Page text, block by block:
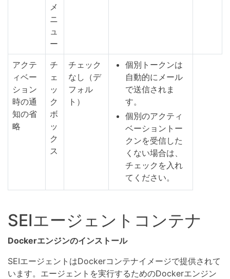
メ
ニ
ュ
ー
アクテ
ィベー
ション
時の通
知の省
略
チ
ェ
ッ
ク
ボ
ッ
ク
ス
チェック
なし（デ
フォル
ト）
個別トークンは
自動的にメール
で送信されま
す。
個別のアクティ
ベーショントー
クンを受信した
くない場合は、
チェックを入れ
てください。
SEIエージェントコンテナ
Dockerエンジンのインストール
SEIエージェントはDockerコンテナイメージで提供されて
います。エージェントを実行するためのDockerエンジン